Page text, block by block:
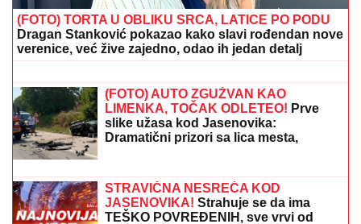
(FOTO) TORTA U OBLIKU SRCA, LATICE PO PODU
Dragan Stanković pokazao kako slavi rođendan nove
verenice, već žive zajedno, odao ih jedan detalj
IZVAJANE NOGEĆerka Goce Tržan
objavila sliku iz provoda, mreže se
usijale
slike užasa kod Jasenovika:
Dramatični prizori sa lica mesta,
sumnja se da ima povređenih